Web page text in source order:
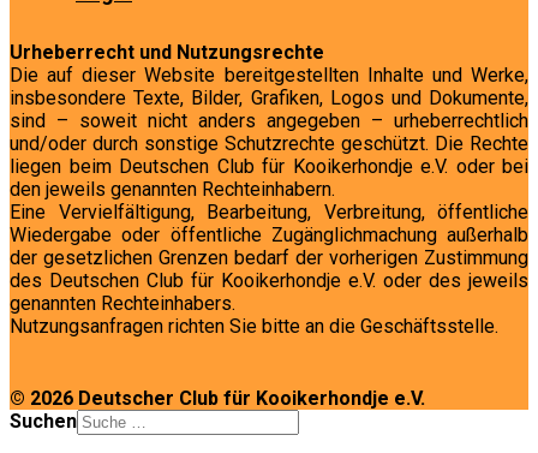
Urheberrecht und Nutzungsrechte
Die auf dieser Website bereitgestellten Inhalte und Werke,
insbesondere Texte, Bilder, Grafiken, Logos und Dokumente,
sind – soweit nicht anders angegeben – urheberrechtlich
und/oder durch sonstige Schutzrechte geschützt. Die Rechte
liegen beim Deutschen Club für Kooikerhondje e.V. oder bei
den jeweils genannten Rechteinhabern.
Eine Vervielfältigung, Bearbeitung, Verbreitung, öffentliche
Wiedergabe oder öffentliche Zugänglichmachung außerhalb
der gesetzlichen Grenzen bedarf der vorherigen Zustimmung
des Deutschen Club für Kooikerhondje e.V. oder des jeweils
genannten Rechteinhabers.
Nutzungsanfragen richten Sie bitte an die Geschäftsstelle.
© 2026 Deutscher Club für Kooikerhondje e.V.
Suchen